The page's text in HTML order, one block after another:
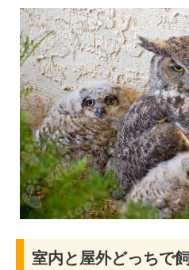
室内と屋外どっちで